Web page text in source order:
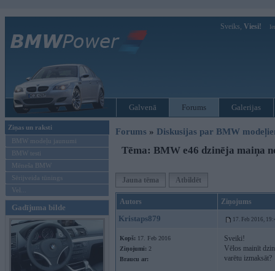
Sveiks, Viesi!
Galvenā Forums Galerijas
Ziņas un raksti
BMW modeļu jaunumi
BMW testi
Mēneša BMW
Sērijveida tūnings
Vel...
Gadījuma bilde
Forums » Diskusijas par BMW
Tēma: BMW e46 dzinēja maiņa
Jauna tēma Atbildēt
Autors Ziņojums
Kristaps879 17. Feb 2016,
Kopš: 17. Feb 2016
Ziņojumi: 2
Braucu ar:
Sveiki!
Vēlos mainīt
varētu izmaksāt?